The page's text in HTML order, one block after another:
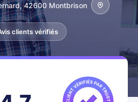
42600 Montbrison
clients vérifiés